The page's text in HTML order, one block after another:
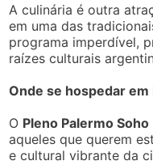
A culinária é outra
em uma das
programa imperdível,
raízes culturais
Onde se hospedar
O Pleno Palermo Soho
aqueles que querem
e cultural vibrante da